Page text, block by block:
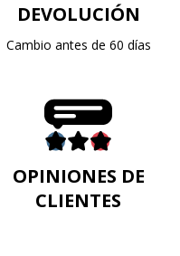
DEVOLUCIÓN
Cambio antes de 60 días
OPINIONES DE
CLIENTES